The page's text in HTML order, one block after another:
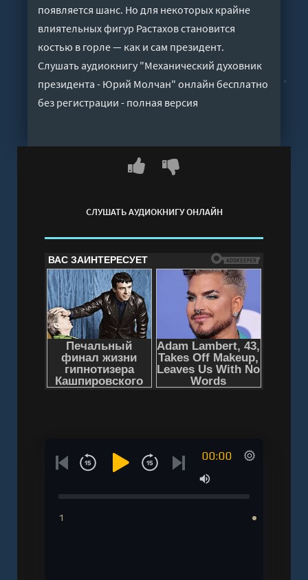
появляется шанс. Но для некоторых крайне
влиятельных фигур Растахов становится
костью в горле — как и сам президент.
Слушать аудиокнигу "Механический духовник
президента - Юрий Молчан" онлайн бесплатно
без регистрации - полная версия
СЛУШАТЬ АУДИОКНИГУ ОНЛАЙН
00:00
1